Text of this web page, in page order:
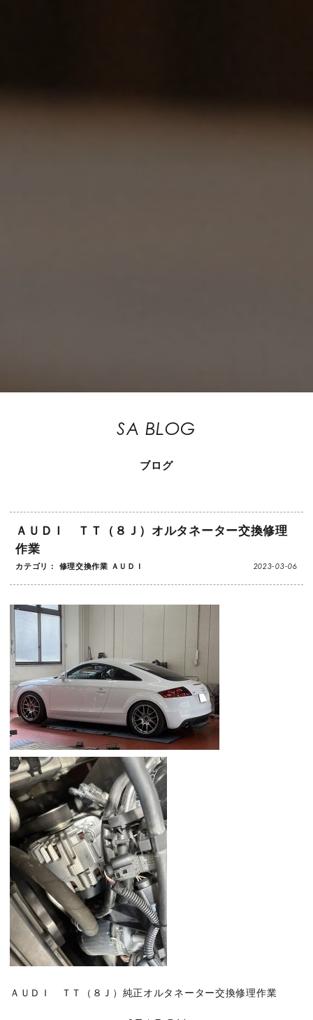
SA BLOG
ブログ
ＡＵＤＩ ＴＴ（８Ｊ）オルタネーター交換修理
作業
カテゴリ： 修理交換作業 ＡＵＤＩ 2023-03-06
ＡＵＤＩ ＴＴ（８Ｊ）純正オルタネーター交換修理作業